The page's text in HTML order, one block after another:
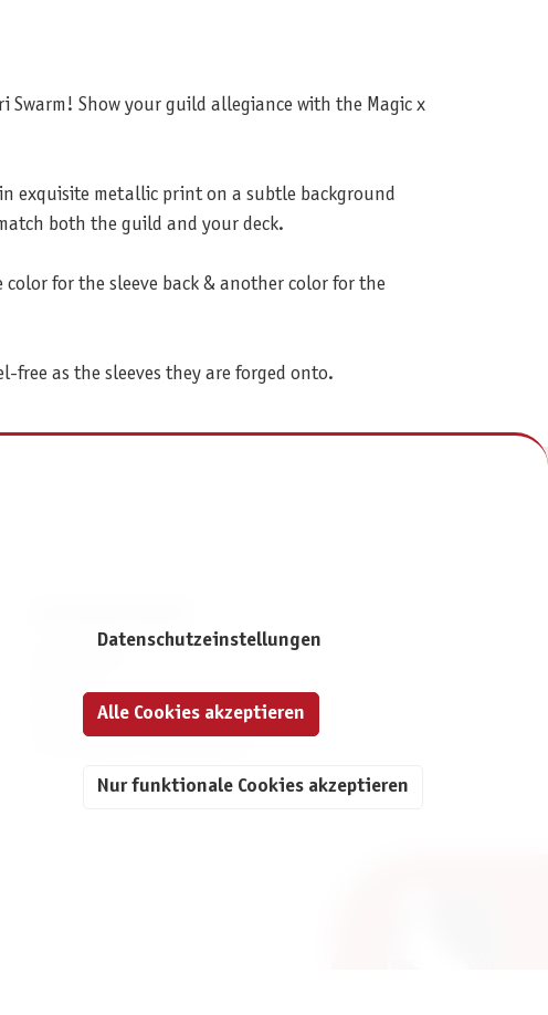
Swarm! Show your guild allegiance with the Magic x
in exquisite metallic print on a subtle background
both the guild and your deck.
for the sleeve back & another color for the
free as the sleeves they are forged onto.
Datenschutz
Datenschutzeinstellungen
Nur funktionale Cookies akzeptieren
Alle Cookies akzeptieren